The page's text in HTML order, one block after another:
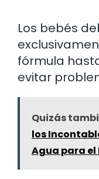
Los bebés
fórmula
evitar
Quizás
los
Agua para el